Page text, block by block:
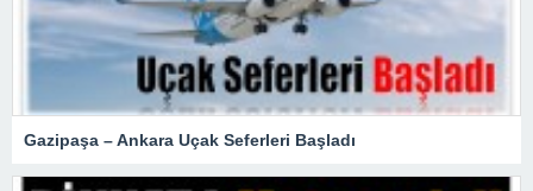
Gazipaşa – Ankara Uçak Seferleri Başladı